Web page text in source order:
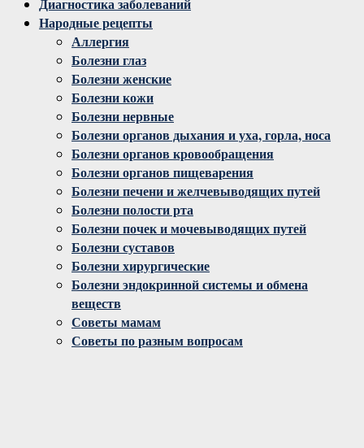
Диагностика заболеваний
Народные рецепты
Аллергия
Болезни глаз
Болезни женские
Болезни кожи
Болезни нервные
Болезни органов дыхания и уха, горла, носа
Болезни органов кровообращения
Болезни органов пищеварения
Болезни печени и желчевыводящих путей
Болезни полости рта
Болезни почек и мочевыводящих путей
Болезни суставов
Болезни хирургические
Болезни эндокринной системы и обмена
веществ
Советы мамам
Советы по разным вопросам